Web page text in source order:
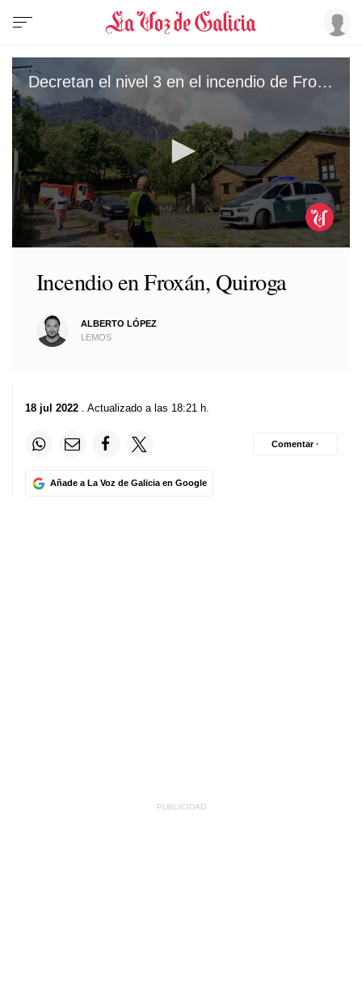
Decretan el nivel 3 en el incendio de Froxán, en Vilamor
second
Incendio en Froxán, Quiroga
ALBERTO LÓPEZ
LEMOS
18 jul 2022 . Actualizado a las 18:21 h.
Añade a La Voz de Galicia en Google
Comentar ·